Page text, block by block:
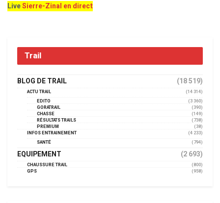
LiveSierre-Zinal en direct
Trail
BLOG DE TRAIL (18 519)
ACTU TRAIL
(14 314)
EDITO
(3 360)
GORATRAIL
(390)
CHASSE
(149)
RÉSULTATS TRAILS
(738)
PREMIUM
(38)
INFOS ENTRAINEMENT
(4 233)
SANTÉ
(794)
EQUIPEMENT (2 693)
CHAUSSURE TRAIL
(800)
GPS
(958)